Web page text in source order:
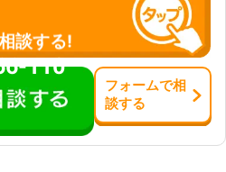
談する!
110
フォームで相
談する